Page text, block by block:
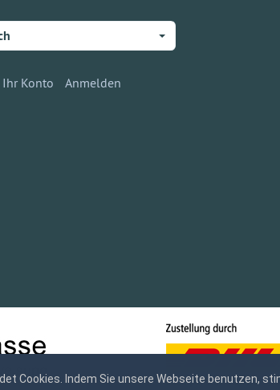
Ihr Konto Anmelden
Cookies. Indem Sie unsere Webseite benutzen,